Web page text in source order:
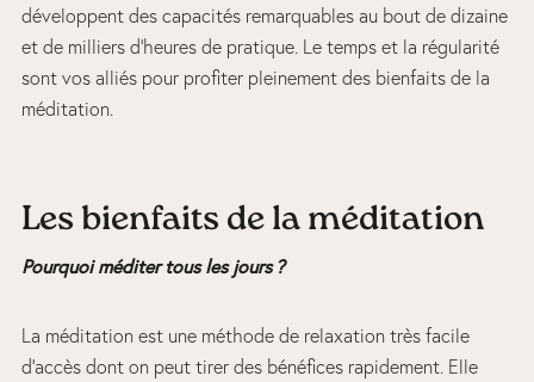
développent des capacités remarquables au bout de dizaine
et de milliers d’heures de pratique. Le temps et la régularité
sont vos alliés pour profiter pleinement des bienfaits de la
méditation.
Les bienfaits de la méditation
Pourquoi méditer tous les jours ?
La méditation est une méthode de relaxation très facile
d’accès dont on peut tirer des bénéfices rapidement. Elle